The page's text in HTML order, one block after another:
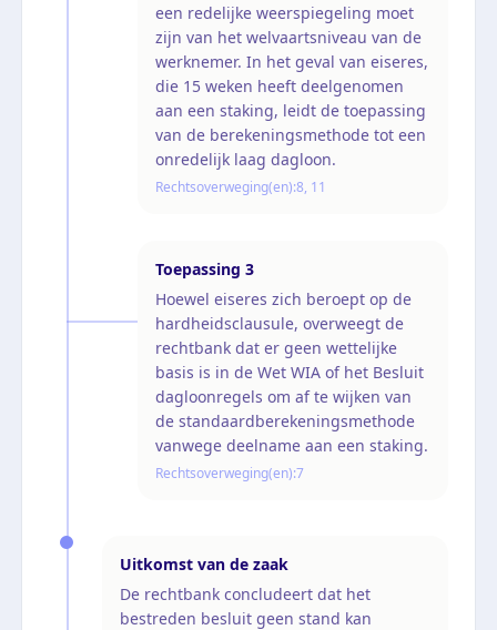
een redelijke weerspiegeling moet
zijn van het welvaartsniveau van de
werknemer. In het geval van eiseres,
die 15 weken heeft deelgenomen
aan een staking, leidt de toepassing
van de berekeningsmethode tot een
onredelijk laag dagloon.
Rechtsoverweging(en):8, 11
Toepassing 3
Hoewel eiseres zich beroept op de
hardheidsclausule, overweegt de
rechtbank dat er geen wettelijke
basis is in de Wet WIA of het Besluit
dagloonregels om af te wijken van
de standaardberekeningsmethode
vanwege deelname aan een staking.
Rechtsoverweging(en):7
Uitkomst van de zaak
De rechtbank concludeert dat het
bestreden besluit geen stand kan